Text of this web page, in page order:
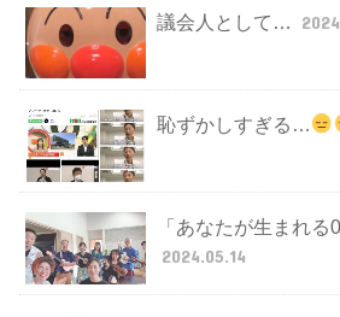
議会人として…
恥ずかしすぎる…
「あなたが生まれる
2024.05.14